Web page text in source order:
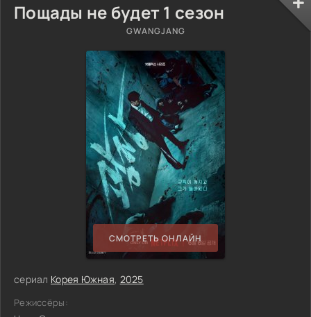
Пощады не будет 1 сезон
GWANGJANG
СМОТРЕТЬ ОНЛАЙН
сериал Корея Южная, 2025
Режиссёры: